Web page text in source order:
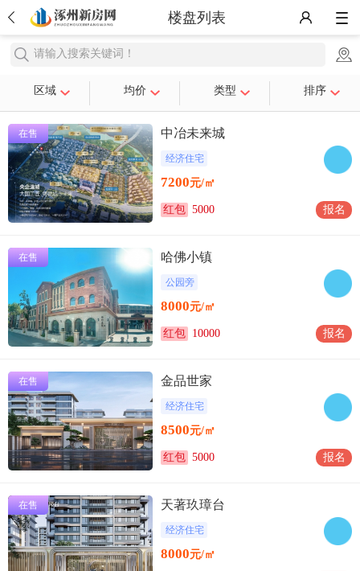
楼盘列表
请输入搜索关键词！
区域 均价 类型 排序
在售 中冶未来城
经济住宅
7200元/㎡
红包 5000 报名
在售 哈佛小镇
公园旁
8000元/㎡
红包 10000 报名
在售 金品世家
经济住宅
8500元/㎡
红包 5000 报名
在售 天著玖璋台
经济住宅
8000元/㎡